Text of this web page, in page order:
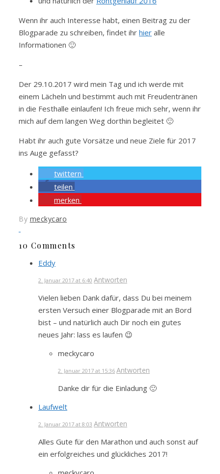
Wenn ihr auch Interesse habt, einen Beitrag zu der
Blogparade zu schreiben, findet ihr hier alle
Informationen 🙂
–
Der 29.10.2017 wird mein Tag und ich werde mit
einem Lächeln und bestimmt auch mit Freudentränen
in die Festhalle einlaufen! Ich freue mich sehr, wenn ihr
mich auf dem langen Weg dorthin begleitet 🙂
Habt ihr auch gute Vorsätze und neue Ziele für 2017
ins Auge gefasst?
twittern
teilen
merken
By meckycaro
10 Comments
Eddy
2. Januar 2017 at 6:40 Antworten
Vielen lieben Dank dafür, dass Du bei meinem
ersten Versuch einer Blogparade mit an Bord
bist – und natürlich auch Dir noch ein gutes
neues Jahr: lass es laufen 😉
meckycaro
2. Januar 2017 at 15:36 Antworten
Danke dir für die Einladung 🙂
Laufwelt
2. Januar 2017 at 8:03 Antworten
Alles Gute für den Marathon und auch sonst auf
ein erfolgreiches und glückliches 2017!